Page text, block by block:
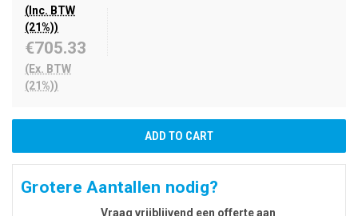
(Inc. BTW
(21%))
€705.33
(Ex. BTW
(21%))
Grotere Aantallen nodig?
Vraag vrijblijvend een offerte aan